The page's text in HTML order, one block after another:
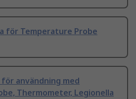
för Temperature Probe
för användning med
Thermometer, Legionella